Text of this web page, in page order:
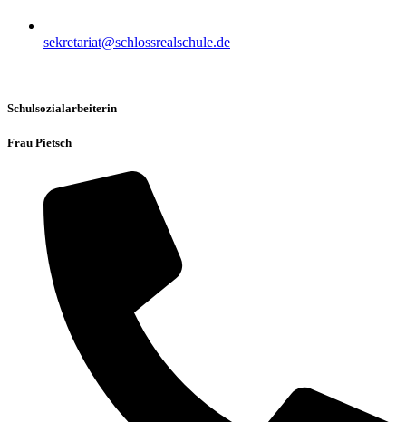
sekretariat@schlossrealschule.de
Schulsozialarbeiterin
Frau Pietsch